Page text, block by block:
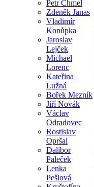
Petr Chmel
Zdeněk Janas
Vladimír
Konůpka
Jaroslav
Lejček
Michael
Lorenc
Kateřina
Lužná
Bořek Mezník
Jiří Novák
Václav
Odradovec
Rostislav
Opršal
Dalibor
Paleček
Lenka
Pešlová